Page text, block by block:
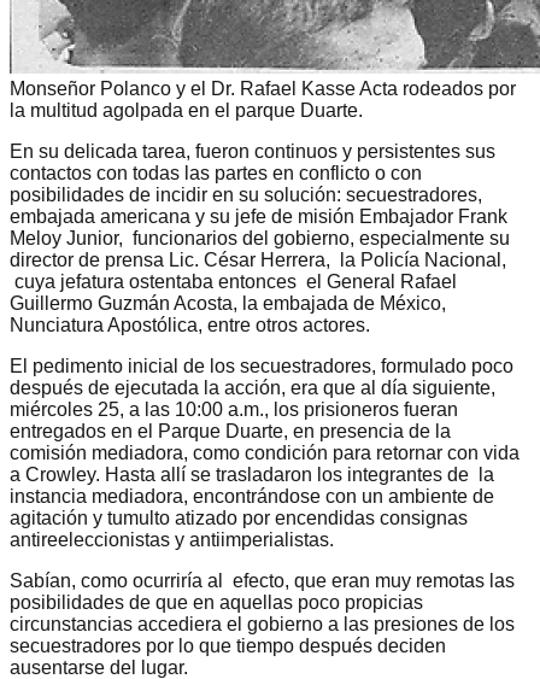
Monseñor Polanco y el Dr. Rafael Kasse Acta rodeados por
la multitud agolpada en el parque Duarte.
En su delicada tarea, fueron continuos y persistentes sus
contactos con todas las partes en conflicto o con
posibilidades de incidir en su solución: secuestradores,
embajada americana y su jefe de misión Embajador Frank
Meloy Junior, funcionarios del gobierno, especialmente su
director de prensa Lic. César Herrera, la Policía Nacional,
cuya jefatura ostentaba entonces el General Rafael
Guillermo Guzmán Acosta, la embajada de México,
Nunciatura Apostólica, entre otros actores.
El pedimento inicial de los secuestradores, formulado poco
después de ejecutada la acción, era que al día siguiente,
miércoles 25, a las 10:00 a.m., los prisioneros fueran
entregados en el Parque Duarte, en presencia de la
comisión mediadora, como condición para retornar con vida
a Crowley. Hasta allí se trasladaron los integrantes de la
instancia mediadora, encontrándose con un ambiente de
agitación y tumulto atizado por encendidas consignas
antireeleccionistas y antiimperialistas.
Sabían, como ocurriría al efecto, que eran muy remotas las
posibilidades de que en aquellas poco propicias
circunstancias accediera el gobierno a las presiones de los
secuestradores por lo que tiempo después deciden
ausentarse del lugar.